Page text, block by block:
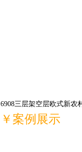
6908三层架空层欧式新农
￥案例展示